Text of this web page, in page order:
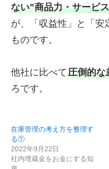
ない”商品力・サービ
が、「収益性」と「安
ものです。
他社に比べて圧倒的な
ろです。
在庫管理の考え方を整理す
る①
2022年9月22日
社内埋蔵金をお金にする知